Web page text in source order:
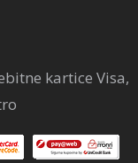
kartice Visa,